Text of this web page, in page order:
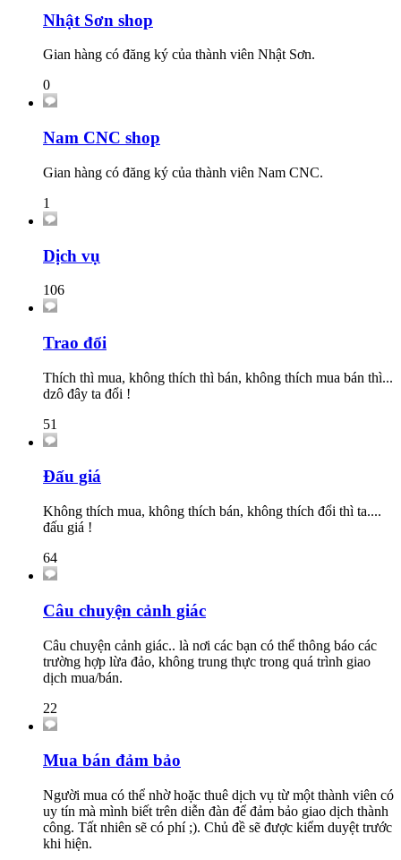
Nhật Sơn shop
Gian hàng có đăng ký của thành viên Nhật Sơn.
0
Nam CNC shop
Gian hàng có đăng ký của thành viên Nam CNC.
1
Dịch vụ
106
Trao đổi
Thích thì mua, không thích thì bán, không thích mua bán thì...
dzô đây ta đổi !
51
Đấu giá
Không thích mua, không thích bán, không thích đổi thì ta....
đấu giá !
64
Câu chuyện cảnh giác
Câu chuyện cảnh giác.. là nơi các bạn có thể thông báo các
trường hợp lừa đảo, không trung thực trong quá trình giao
dịch mua/bán.
22
Mua bán đảm bảo
Người mua có thể nhờ hoặc thuê dịch vụ từ một thành viên có
uy tín mà mình biết trên diễn đàn để đảm bảo giao dịch thành
công. Tất nhiên sẽ có phí ;). Chủ đề sẽ được kiểm duyệt trước
khi hiện.